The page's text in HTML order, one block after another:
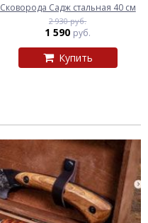
Сковорода Садж стальная 40 см
2 930 руб.
1 590 руб.
Купить